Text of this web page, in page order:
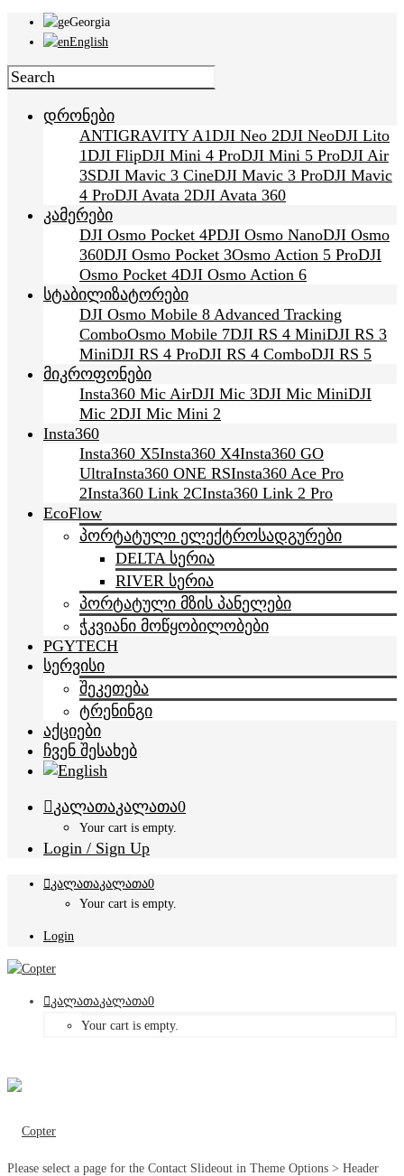
Georgia
English
დრონები
ANTIGRAVITY A1DJI Neo 2DJI NeoDJI Lito
1DJI FlipDJI Mini 4 ProDJI Mini 5 ProDJI Air
3SDJI Mavic 3 CineDJI Mavic 3 ProDJI Mavic
4 ProDJI Avata 2DJI Avata 360
კამერები
DJI Osmo Pocket 4PDJI Osmo NanoDJI Osmo
360DJI Osmo Pocket 3Osmo Action 5 ProDJI
Osmo Pocket 4DJI Osmo Action 6
სტაბილიზატორები
DJI Osmo Mobile 8 Advanced Tracking
ComboOsmo Mobile 7DJI RS 4 MiniDJI RS 3
MiniDJI RS 4 ProDJI RS 4 ComboDJI RS 5
მიკროფონები
Insta360 Mic AirDJI Mic 3DJI Mic MiniDJI
Mic 2DJI Mic Mini 2
Insta360
Insta360 X5Insta360 X4Insta360 GO
UltraInsta360 ONE RSInsta360 Ace Pro
2Insta360 Link 2CInsta360 Link 2 Pro
EcoFlow
პორტატული ელექტროსადგურები
DELTA სერია
RIVER სერია
პორტატული მზის პანელები
ჭკვიანი მოწყობილობები
PGYTECH
სერვისი
შეკეთება
ტრენინგი
აქციები
ჩვენ შესახებ
კალათაკალათა0
Your cart is empty.
Login / Sign Up
კალათაკალათა0
Your cart is empty.
Login
კალათაკალათა0
Your cart is empty.
Please select a page for the Contact Slideout in Theme Options > Header